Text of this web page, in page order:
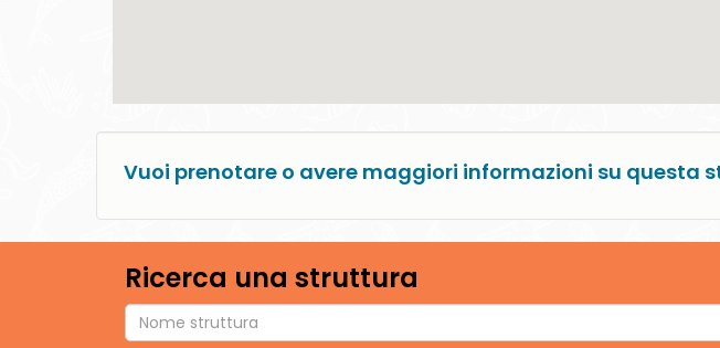
Vuoi prenotare o avere maggiori informazioni su questa
Ricerca una struttura